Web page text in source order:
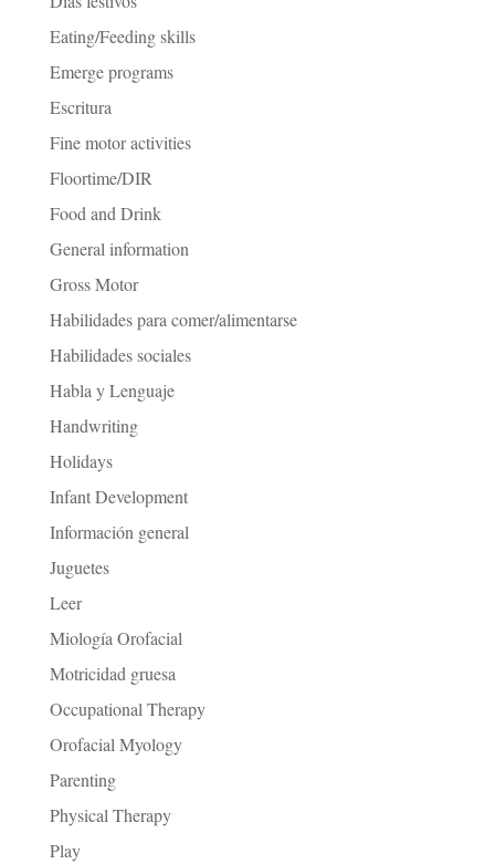
Eating/Feeding skills
Emerge programs
Escritura
Fine motor activities
Floortime/DIR
Food and Drink
General information
Gross Motor
Habilidades para comer/alimentarse
Habilidades sociales
Habla y Lenguaje
Handwriting
Holidays
Infant Development
Información general
Juguetes
Leer
Miología Orofacial
Motricidad gruesa
Occupational Therapy
Orofacial Myology
Parenting
Physical Therapy
Play